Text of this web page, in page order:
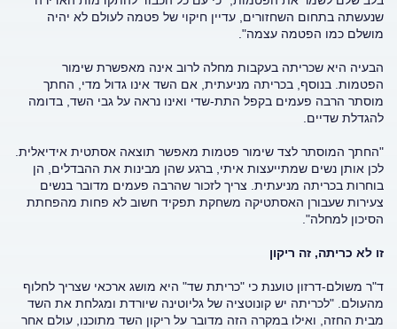
שנעשתה בתחום השחזורים, עדיין חיקוי של פטמה לעולם לא יהיה
מושלם כמו הפטמה עצמה".
הבעיה היא שכריתה בעקבות מחלה לרוב אינה מאפשרת שימור
הפטמות. בנוסף, בכריתה מניעתית, אם השד אינו גדול מדי, החתך
מוסתר הרבה פעמים בקפל התת-שדי ואינו נראה על גבי השד, בדומה
להגדלת שדיים.
"החתך המוסתר לצד שימור פטמות מאפשר תוצאה אסתטית אידיאלית.
לכן אותן נשים שמתייעצות איתי, ברגע שהן מבינות את ההבדלים, הן
בוחרות בכריתה מניעתית. צריך לזכור שהרבה פעמים מדובר בנשים
צעירות שעבורן האסתטיקה משחקת תפקיד חשוב לא פחות מהפחתת
הסיכון למחלה".
זו לא כריתה, זה ריקון
ד"ר משולם-דרזון טוענת כי "כריתת שד" היא מושג ארכאי שצריך לחלוף
מהעולם. "לכריתה יש קונוטציה של גליוטינה שיורדת ומגלחת את השד
מבית החזה, ואילו במקרה הזה מדובר על ריקון השד מתוכנו, עולם אחר